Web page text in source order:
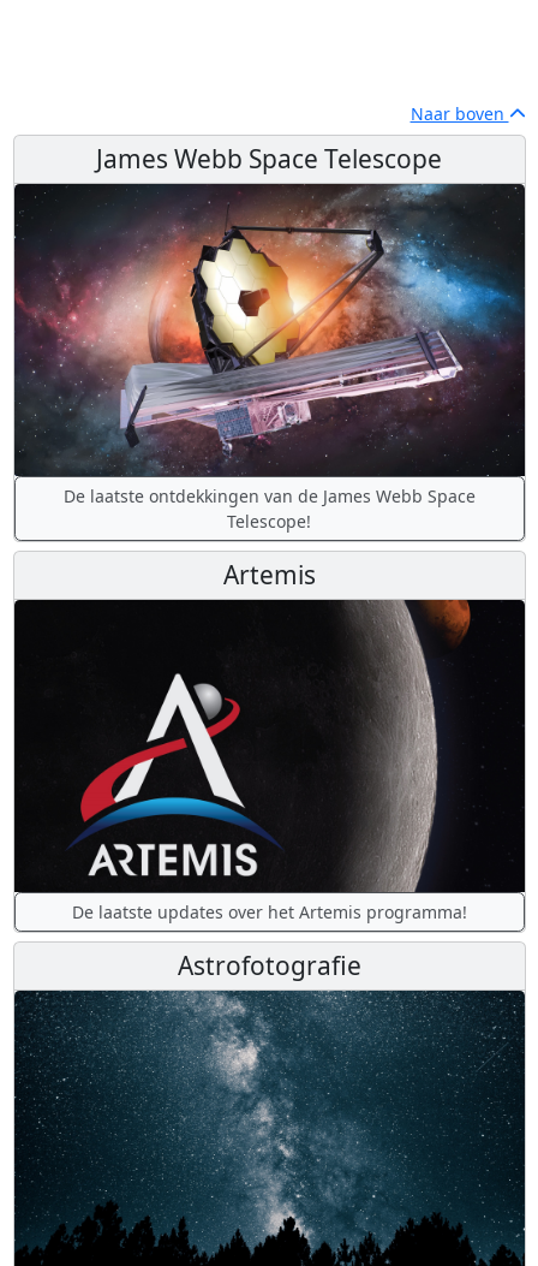
Naar boven
James Webb Space Telescope
De laatste ontdekkingen van de James Webb Space
Telescope!
Artemis
De laatste updates over het Artemis programma!
Astrofotografie